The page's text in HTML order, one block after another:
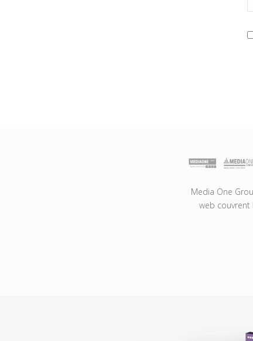
Media One
web couvrent